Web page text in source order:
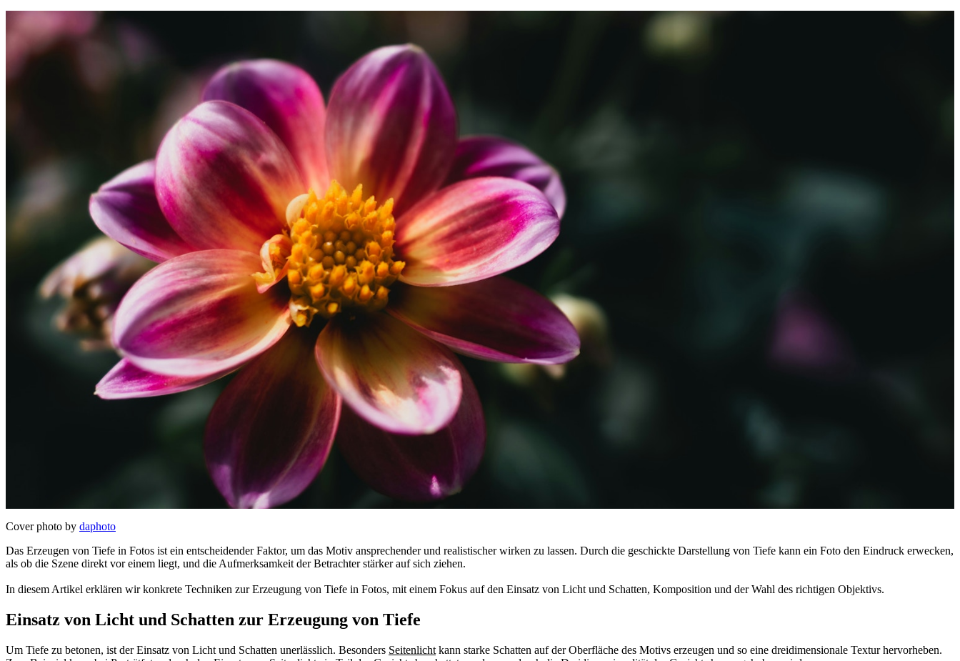
Cover photo by daphoto
Das Erzeugen von Tiefe in Fotos ist ein entscheidender Faktor, um das Motiv ansprechender und realistischer wirken zu lassen. Durch die geschickte Darstellung von Tiefe kann ein Foto den Eindruck erwecken,
als ob die Szene direkt vor einem liegt, und die Aufmerksamkeit der Betrachter stärker auf sich ziehen.
In diesem Artikel erklären wir konkrete Techniken zur Erzeugung von Tiefe in Fotos, mit einem Fokus auf den Einsatz von Licht und Schatten, Komposition und der Wahl des richtigen Objektivs.
Einsatz von Licht und Schatten zur Erzeugung von Tiefe
Um Tiefe zu betonen, ist der Einsatz von Licht und Schatten unerlässlich. Besonders Seitenlicht kann starke Schatten auf der Oberfläche des Motivs erzeugen und so eine dreidimensionale Textur hervorheben.